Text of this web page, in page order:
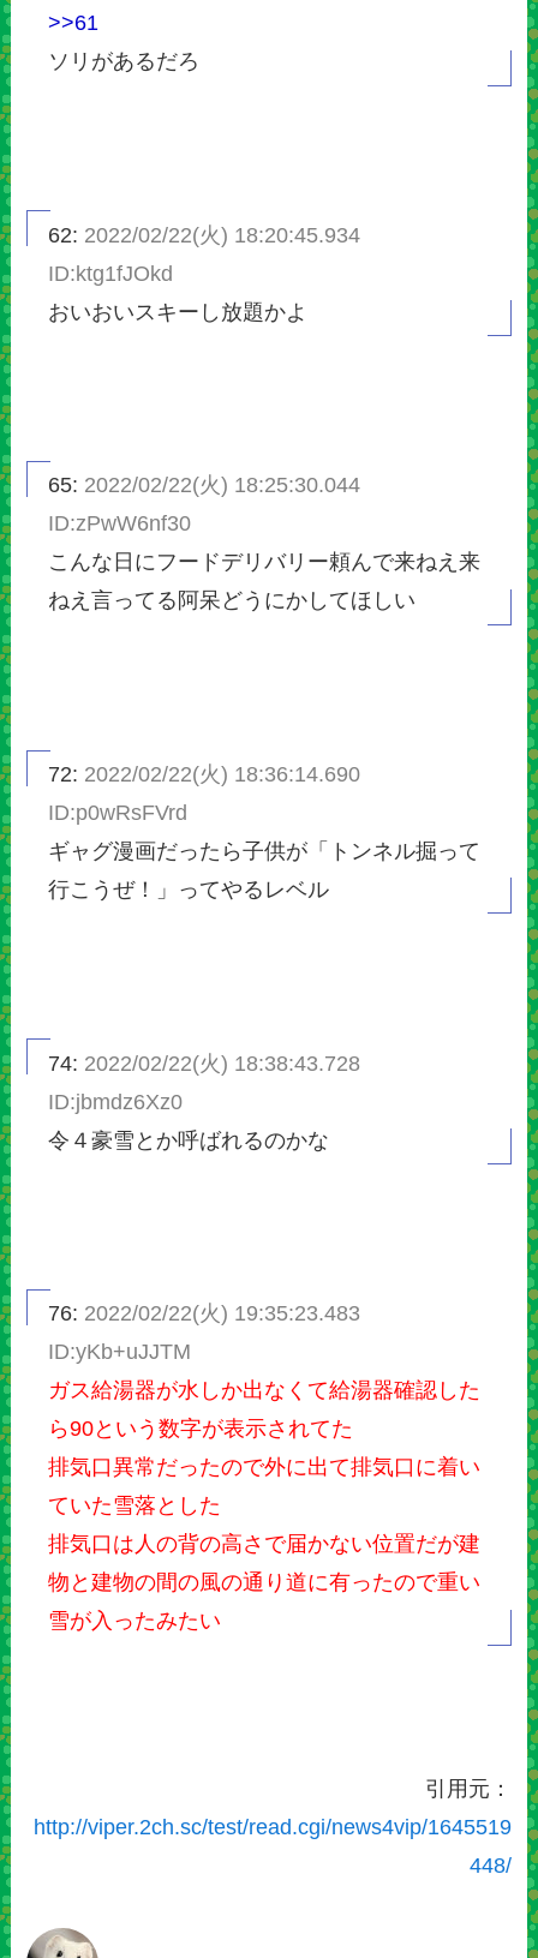
>>61
ソリがあるだろ
62: 2022/02/22(火) 18:20:45.934
ID:ktg1fJOkd
おいおいスキーし放題かよ
65: 2022/02/22(火) 18:25:30.044
ID:zPwW6nf30
こんな日にフードデリバリー頼んで来ねえ来
ねえ言ってる阿呆どうにかしてほしい
72: 2022/02/22(火) 18:36:14.690
ID:p0wRsFVrd
ギャグ漫画だったら子供が「トンネル掘って
行こうぜ！」ってやるレベル
74: 2022/02/22(火) 18:38:43.728
ID:jbmdz6Xz0
令４豪雪とか呼ばれるのかな
76: 2022/02/22(火) 19:35:23.483
ID:yKb+uJJTM
ガス給湯器が水しか出なくて給湯器確認した
ら90という数字が表示されてた
排気口異常だったので外に出て排気口に着い
ていた雪落とした
排気口は人の背の高さで届かない位置だが建
物と建物の間の風の通り道に有ったので重い
雪が入ったみたい
引用元：
http://viper.2ch.sc/test/read.cgi/news4vip/1645519
448/